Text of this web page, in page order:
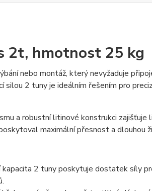
2t, hmotnost 25 kg
nebo montáž, který nevyžaduje
2 tuny je ideálním řešením pro
a robustní litinové konstrukci
maximální přesnost a dlouhou
kapacita 2 tuny poskytuje dostatek síly